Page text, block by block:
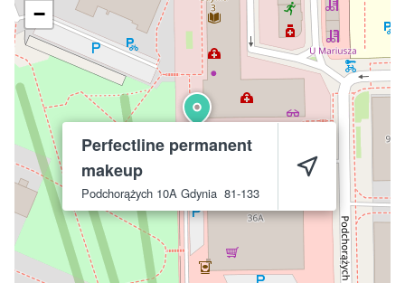
Perfectline permanent
makeup
Podchorążych 10A Gdynia 81-133
−